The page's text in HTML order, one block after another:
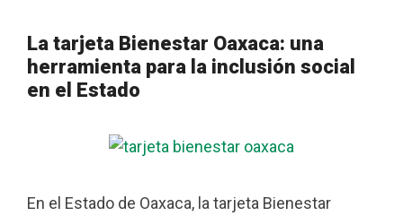
La tarjeta Bienestar Oaxaca: una
herramienta para la inclusión social
en el Estado
En el Estado de Oaxaca, la tarjeta Bienestar